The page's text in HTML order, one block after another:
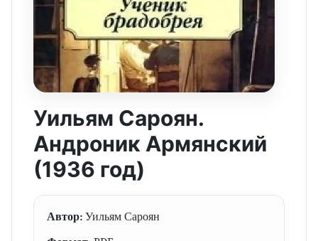
Уильям Сароян.
Андроник Армянский
(1936 год)
Автор: Уильям Сароян